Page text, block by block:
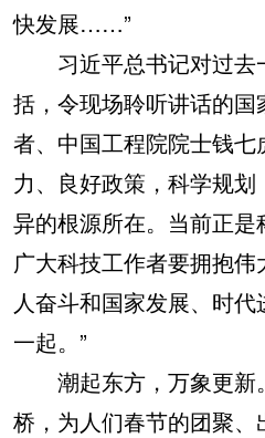
快发展……”
习近平总书记对过去
括，令现场聆听讲话的
者、中国工程院院士钱七
力、良好政策，科学规
异的根源所在。当前正是
广大科技工作者要拥抱
人奋斗和国家发展、时
一起。”
潮起东方，万象更新
桥，为人们春节的团聚、